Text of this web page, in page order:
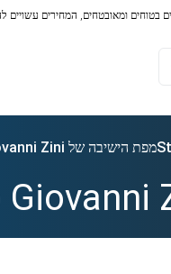
בטוחים ומאובטחים, המחירים עשויים
מפת הישיבה של Stadio Giovanni Zini